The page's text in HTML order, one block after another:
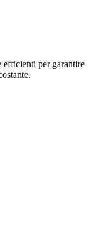
efficienti per garantire